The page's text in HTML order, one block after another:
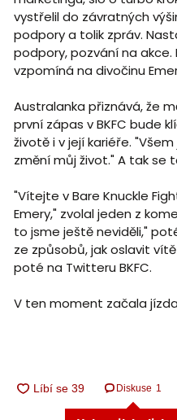
vystřelil do závratných
podpory a tolik zpráv.
podpory, pozvání na
vzpomíná na divočinu
Australanka přiznává, že
první zápas v BKFC bude
životě i v její kariéře.
změní můj život." A tak se
"Vítejte v Bare Knuckle
Emery," zvolal jeden z
to jsme ještě neviděli,"
ze způsobů, jak oslavit
poté na Twitteru BKFC.
V ten moment začala
Diskuse 1